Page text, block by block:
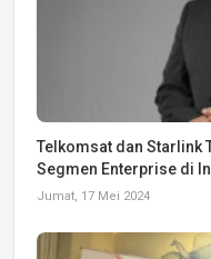
Telkomsat dan Starlink
Segmen Enterprise di
Jumat, 17 Mei 2024